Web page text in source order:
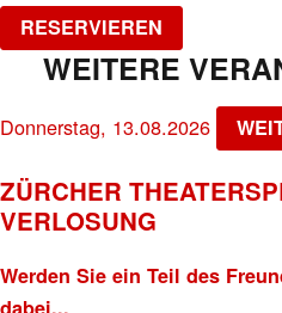
RESERVIEREN
WEITERE
Donnerstag, 13.08.2026
ZÜRCHER
VERLOSUNG
Werden Sie ein Teil des